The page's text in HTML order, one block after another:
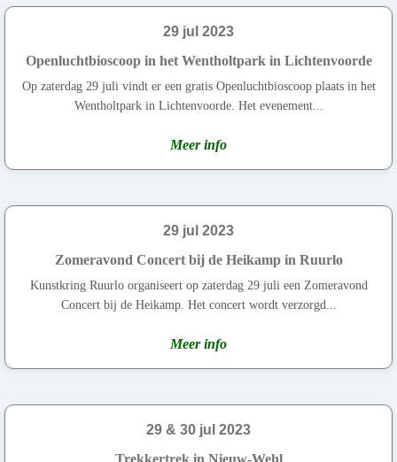
29 jul 2023
Openluchtbioscoop in het Wentholtpark in Lichtenvoorde
Op zaterdag 29 juli vindt er een gratis Openluchtbioscoop plaats in het
Wentholtpark in Lichtenvoorde. Het evenement...
Meer info
29 jul 2023
Zomeravond Concert bij de Heikamp in Ruurlo
Kunstkring Ruurlo organiseert op zaterdag 29 juli een Zomeravond
Concert bij de Heikamp. Het concert wordt verzorgd...
Meer info
29 & 30 jul 2023
Trekkertrek in Nieuw-Wehl